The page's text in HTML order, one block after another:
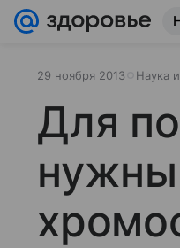
29 ноября 2013 Наука
Для
нужны